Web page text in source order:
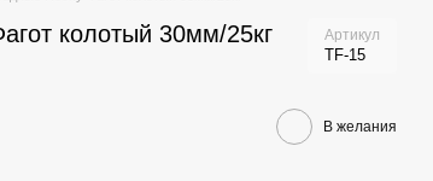
колотый 30мм/25кг Артикул
TF-15
В желания